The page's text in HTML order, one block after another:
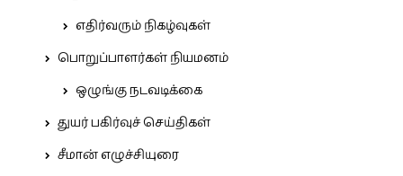
எதிர்வரும் நிகழ்வுகள்
பொறுப்பாளர்கள் நியமனம்
ஒழுங்கு நடவடிக்கை
துயர் பகிர்வுச் செய்திகள்
சீமான் எழுச்சியுரை